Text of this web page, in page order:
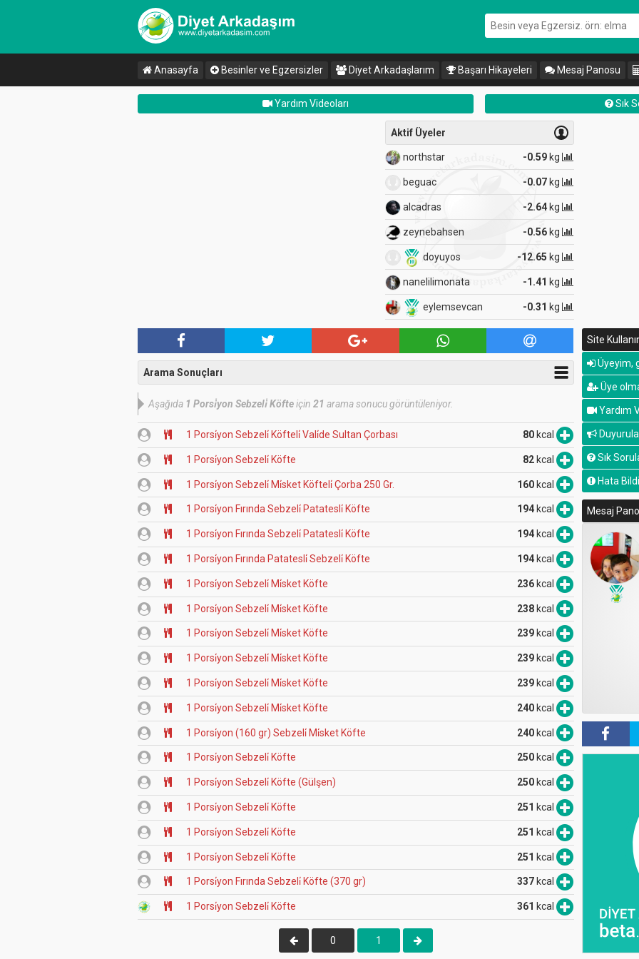
Anasayfa Besinler ve Egzersizler Diyet Arkadaşlarım Başarı Hikayeleri Mesaj Panosu
Yardım Videoları Sık
Yeni Üyeler
beguac -0.07 kg
doyuyos -12.65 kg
zübeydezubiş -4.23 kg
serçe -0.82 kg
zeynebahsen -0.56 kg
sexyboy 0.00 kg
figmeyen -1.18 kg
Arama Sonuçları
Aşağıda 1 Porsi̇yon Sebzeli̇ Köfteiçin 21 arama sonucu görüntüleniyor.
1 Porsi̇yon Sebzeli̇ Köfteli̇ Vali̇de Sultan Çorbası 80 kcal
1 Porsi̇yon Sebzeli̇ Köfte 82 kcal
1 Porsi̇yon Sebzeli̇ Mi̇sket Köfteli̇ Çorba 250 Gr. 160kcal
1 Porsi̇yon Fırında Sebzeli̇ Patatesli̇ Köfte 194 kcal
1 Porsi̇yon Fırında Sebzeli̇ Patatesli̇ Köfte 194 kcal
1 Porsi̇yon Fırında Patatesli̇ Sebzeli̇ Köfte 194 kcal
1 Porsi̇yon Sebzeli̇ Mi̇sket Köfte 236 kcal
1 Porsi̇yon Sebzeli̇ Mi̇sket Köfte 238kcal
1 Porsi̇yon Sebzeli̇ Mi̇sket Köfte 239 kcal
1 Porsi̇yon Sebzeli̇ Mi̇sket Köfte 239 kcal
1 Porsi̇yon Sebzeli̇ Mi̇sket Köfte 239 kcal
1 Porsi̇yon Sebzeli̇ Mi̇sket Köfte 240 kcal
1 Porsi̇yon (160 gr) Sebzeli̇ Mi̇sket Köfte 240kcal
1 Porsi̇yon Sebzeli̇ Köfte 250 kcal
1 Porsi̇yon Sebzeli̇ Köfte (Gülşen) 250 kcal
1 Porsi̇yon Sebzeli̇ Köfte 251 kcal
1 Porsi̇yon Sebzeli̇ Köfte 251 kcal
1 Porsi̇yon Sebzeli̇ Köfte 251 kcal
1 Porsi̇yon Fırında Sebzeli̇ Köfte (370 gr) 337 kcal
1 Porsi̇yon Sebzeli̇ Köfte 361 kcal
0 1
Site
Üyeyim,
Üye
Yardım
Sık
Hata
Mesaj